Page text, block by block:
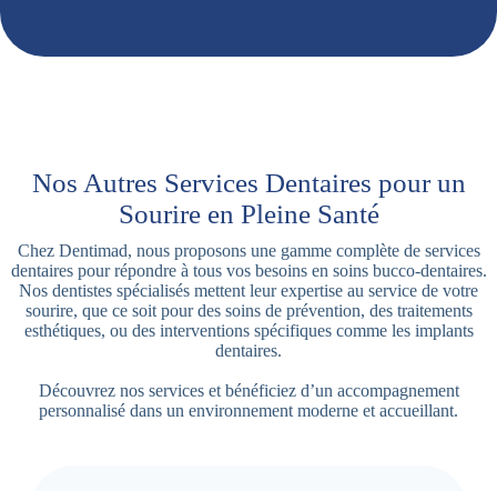
Nos Autres Services Dentaires pour un
Sourire en Pleine Santé
Chez Dentimad, nous proposons une gamme complète de services
dentaires pour répondre à tous vos besoins en soins bucco-dentaires.
Nos dentistes spécialisés mettent leur expertise au service de votre
sourire, que ce soit pour des soins de prévention, des traitements
esthétiques, ou des interventions spécifiques comme les implants
dentaires.
Découvrez nos services et bénéficiez d’un accompagnement
personnalisé dans un environnement moderne et accueillant.